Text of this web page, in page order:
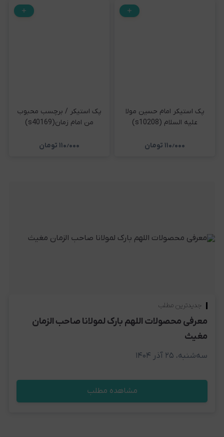
پک استیکر امام حسین مولا
علیه السلام (s10208)
۱۱۰٫۰۰۰ تومان
پک استیکر / برچسب محبوب
من امام زمان(s40169)
۱۱۰٫۰۰۰ تومان
جدیدترین مطلب
معرفی محصولات اللهم بارک لمولانا صاحب الزمان
مغیث
سه‌شنبه، ۲۵ آذر ۱۴۰۴
مشاهده مطلب